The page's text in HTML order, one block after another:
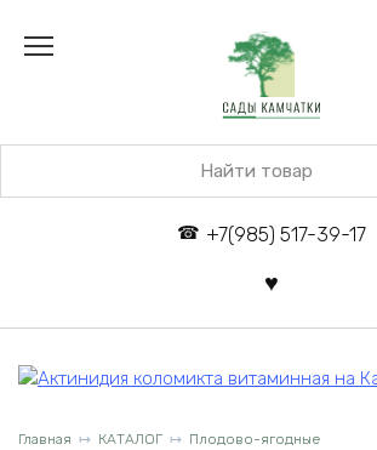
+7(985) 517-39-17
Главная КАТАЛОГ Плодово-ягодные